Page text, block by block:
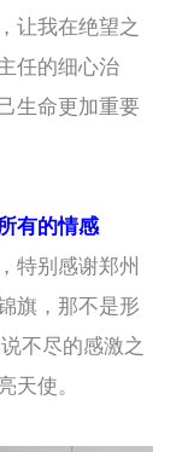
让我在绝望之
任的细心治
生命更加重要
有的情感
别感谢郑州
旗，那不是形
不尽的感激之
天使。